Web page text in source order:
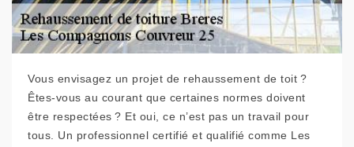
Vous envisagez un projet de rehaussement de toit ?
Êtes-vous au courant que certaines normes doivent
être respectées ? Et oui, ce n’est pas un travail pour
tous. Un professionnel certifié et qualifié comme Les